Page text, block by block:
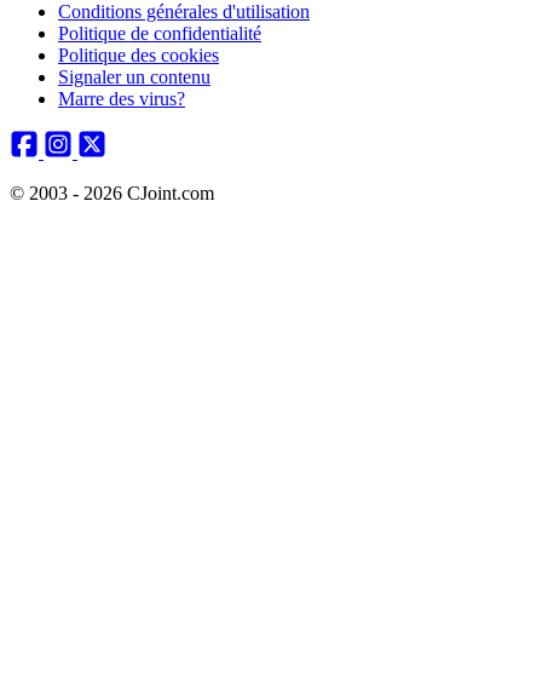
Conditions générales d'utilisation
Politique de confidentialité
Politique des cookies
Signaler un contenu
Marre des virus?
© 2003 - 2026 CJoint.com